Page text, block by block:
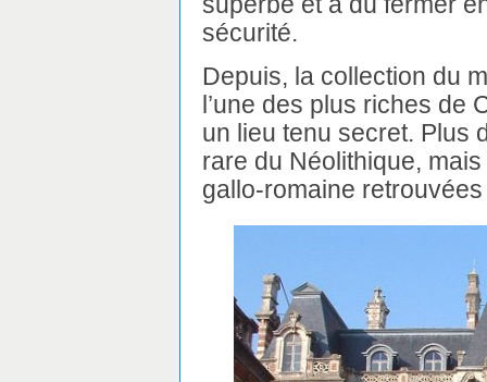
sécurité.
Depuis, la collection du
l’une des plus riches de
un lieu tenu secret. Plus
rare du Néolithique,
gallo-romaine